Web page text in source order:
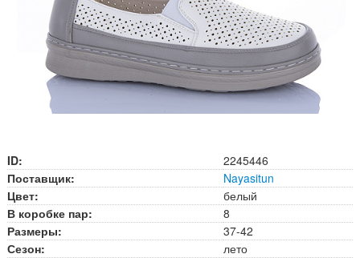
ID:
2245446
Поставщик:
Nayasitun
Цвет:
белый
В коробке пар:
8
Размеры:
37-42
Сезон:
лето